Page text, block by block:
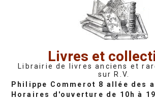
Livres et
Librairie de livres anciens et
sur R.V.